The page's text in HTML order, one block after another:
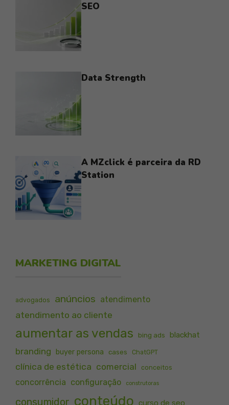
SEO
Data Strength
A MZclick é parceira da RD
Station
MARKETING DIGITAL
advogados anúncios atendimento
atendimento ao cliente
aumentar as vendas bing ads blackhat
branding buyer persona cases ChatGPT
clínica de estética comercial conceitos
concorrência configuração construtoras
consumidor conteúdo curso de seo